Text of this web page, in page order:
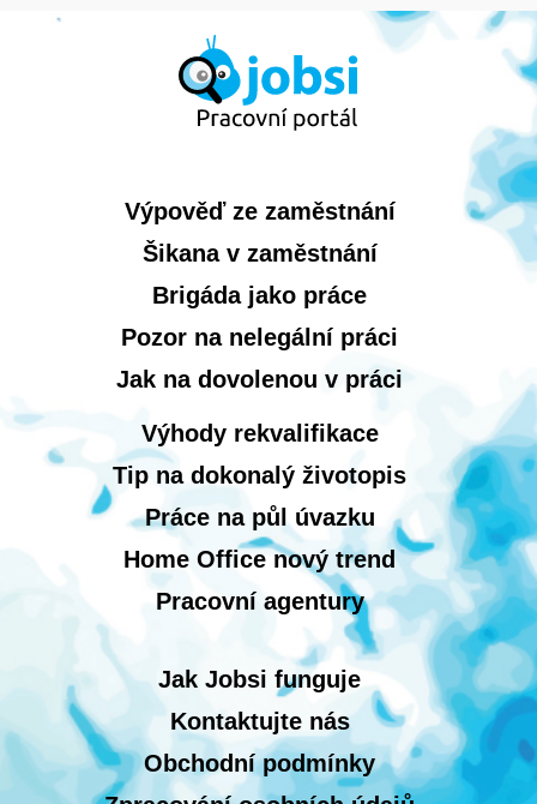
Výpověď ze zaměstnání
Šikana v zaměstnání
Brigáda jako práce
Pozor na nelegální práci
Jak na dovolenou v práci
Výhody rekvalifikace
Tip na dokonalý životopis
Práce na půl úvazku
Home Office nový trend
Pracovní agentury
Jak Jobsi funguje
Kontaktujte nás
Obchodní podmínky